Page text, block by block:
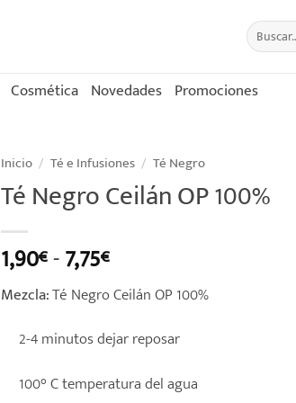
Buscar
por:
Cosmética Novedades Promociones
Inicio / Té e Infusiones / Té Negro
Té Negro Ceilán OP 100%
1,90€-7,75€Rango
de
precios:
desde
1,90€
hasta
7,75€
Mezcla:Té Negro Ceilán OP 100%
2-4 minutos dejar reposar
100° C temperatura del agua